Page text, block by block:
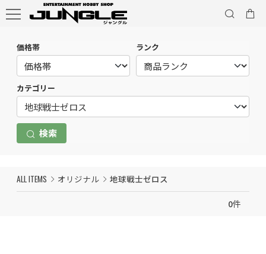
価格帯 ランク
カテゴリー
検索
ALL ITEMS オリジナル 地球戦士ゼロス
0件